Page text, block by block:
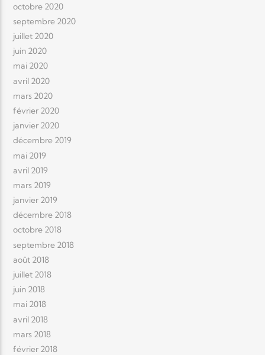
octobre 2020
septembre 2020
juillet 2020
juin 2020
mai 2020
avril 2020
mars 2020
février 2020
janvier 2020
décembre 2019
mai 2019
avril 2019
mars 2019
janvier 2019
décembre 2018
octobre 2018
septembre 2018
août 2018
juillet 2018
juin 2018
mai 2018
avril 2018
mars 2018
février 2018